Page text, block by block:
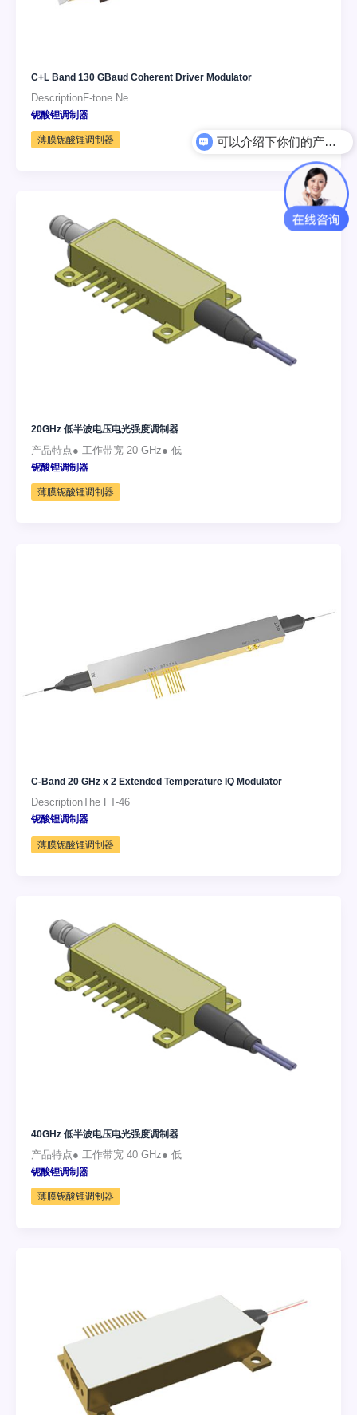
C+L Band 130 GBaud Coherent Driver Modulator
DescriptionF-tone Ne
铌酸锂调制器
薄膜铌酸锂调制器
20GHz 低半波电压电光强度调制器
产品特点● 工作带宽 20 GHz● 低
铌酸锂调制器
薄膜铌酸锂调制器
C-Band 20 GHz x 2 Extended Temperature IQ Modulator
DescriptionThe FT-46
铌酸锂调制器
薄膜铌酸锂调制器
40GHz 低半波电压电光强度调制器
产品特点● 工作带宽 40 GHz● 低
铌酸锂调制器
薄膜铌酸锂调制器
可以介绍下你们的产品么